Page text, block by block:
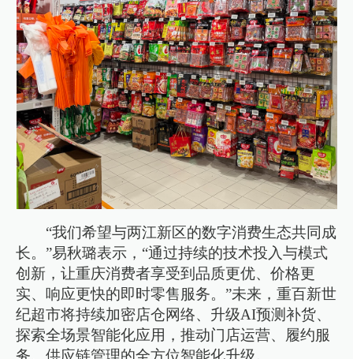
“我们希望与两江新区的数字消费生态共同成
长。”易秋璐表示，“通过持续的技术投入与模式
创新，让重庆消费者享受到品质更优、价格更
实、响应更快的即时零售服务。”未来，重百新世
纪超市将持续加密店仓网络、升级AI预测补货、
探索全场景智能化应用，推动门店运营、履约服
务、供应链管理的全方位智能化升级。